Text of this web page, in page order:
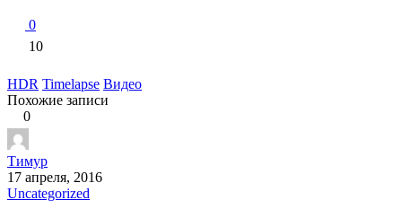
0
10
HDR Timelapse Видео
Похожие записи
0
Тимур
17 апреля, 2016
Uncategorized